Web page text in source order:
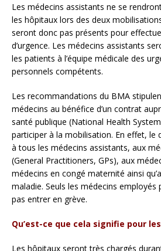
Les médecins assistants ne se
les hôpitaux lors des deux
seront donc pas présents pour
d’urgence. Les médecins assistants
les patients à l’équipe médicale des
personnels compétents.
Les recommandations du BMA
médecins au bénéfice d’un contrat
santé publique (National Health
participer à la mobilisation. En effet, le
à tous les médecins assistants, aux
(General Practitioners, GPs), aux
médecins en congé maternité ainsi
maladie. Seuls les médecins employés
pas entrer en grève.
Qu’est-ce que cela signifie pour
Les hôpitaux seront très chargés